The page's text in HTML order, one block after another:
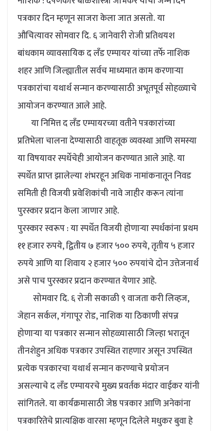
पत्रकार दिन म्हणून साजरा केला जात असतो. या
औचित्यावर सोमवार दि. ६ जानेवारी रोजी प्रतिथयश
बांधकाम व्यावसायिक द लँड एम्पायर यांच्या तर्फे नाशिक
शहर आणि जिल्ह्यातील सर्वच माध्यमात काम करणाऱ्या
पत्रकारांचा यथार्थ सन्मान करण्यासाठी अभूतपूर्व सोहळ्याचे
आयोजन करण्यात आले आहे.
या निमित्त द लँड एम्पायरच्या वतीने पत्रकारांच्या
प्रतिभेला चालना देण्यासाठी वाहतूक व्यवस्था आणि समस्या
या विषयावर स्पर्धेचेही आयोजन करण्यात आले आहे. या
स्पर्धेत प्राप्त झालेल्या शंभरहून अधिक नामांकनातून निवड
समिती ही विजयी प्रवेशिकांची नावे जाहीर करून त्यांना
पुरस्कार प्रदान केला जाणार आहे.
पुरस्कार स्वरूप : या स्पर्धेत विजयी होणाऱ्या स्पर्धकांना प्रथम
११ हजार रुपये, द्वितीय ७ हजार ५०० रुपये, तृतीय ५ हजार
रुपये आणि या शिवाय २ हजार ५०० रुपयांचे दोन उत्तेजनार्थ
असे पाच पुरस्कार प्रदान करण्यात येणार आहे.
सोमवार दि. ६ रोजी सकाळी ९ वाजता करी लिव्हज,
जेहान सर्कल, गंगापूर रोड, नाशिक या ठिकाणी संपन्न
होणाऱ्या या पत्रकार सन्मान सोहळ्यासाठी जिल्हा भरातून
तीनशेहुन अधिक पत्रकार उपस्थित राहणार असून उपस्थित
प्रत्येक पत्रकारचा यथार्थ सन्मान करण्याचे प्रयोजन
असल्याचे द लँड एम्पायरचे मुख्य प्रवर्तक मंदार वाईकर यांनी
सांगितले. या कार्यक्रमासाठी जेष्ठ पत्रकार आणि अनेकांना
पत्रकारितेचे प्रात्यक्षिक वारसा म्हणून दिलेले मधुकर बुवा हे